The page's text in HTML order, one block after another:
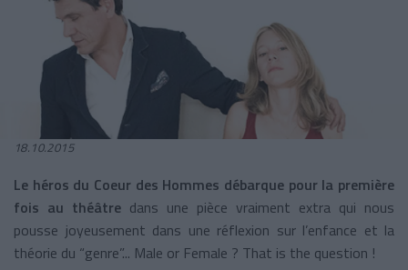
18.10.2015
Le héros du Coeur des Hommes débarque pour la première
fois au théâtre dans une pièce vraiment extra qui nous
pousse joyeusement dans une réflexion sur l’enfance et la
théorie du “genre”... Male or Female ? That is the question !